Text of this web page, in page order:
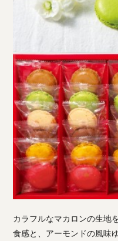
カラフルなマカロンの生地
食感と、アーモンドの風味